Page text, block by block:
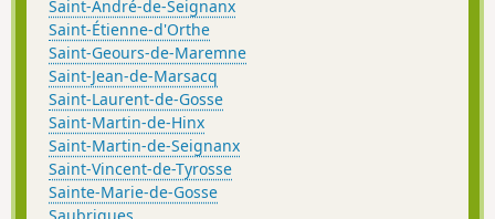
Saint-André-de-Seignanx
Saint-Étienne-d'Orthe
Saint-Geours-de-Maremne
Saint-Jean-de-Marsacq
Saint-Laurent-de-Gosse
Saint-Martin-de-Hinx
Saint-Martin-de-Seignanx
Saint-Vincent-de-Tyrosse
Sainte-Marie-de-Gosse